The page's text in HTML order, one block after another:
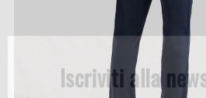
Iscriviti alla